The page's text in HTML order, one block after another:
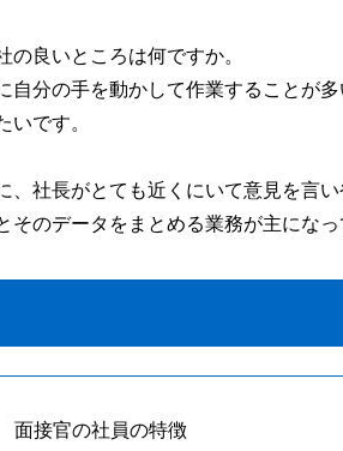
の良いところは何ですか。
自分の手を動かして作業することが
いです。
、社長がとても近くにいて意見を言
そのデータをまとめる業務が主になっ
面接官の社員の特徴